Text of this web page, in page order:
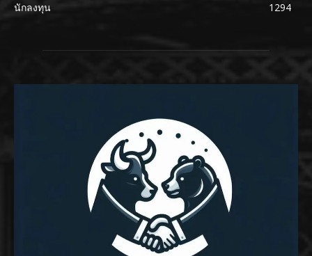
นักลงทุน
1294